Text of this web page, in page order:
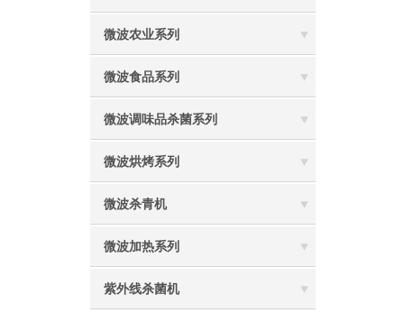
微波农业系列
微波食品系列
微波调味品杀菌系列
微波烘烤系列
微波杀青机
微波加热系列
紫外线杀菌机